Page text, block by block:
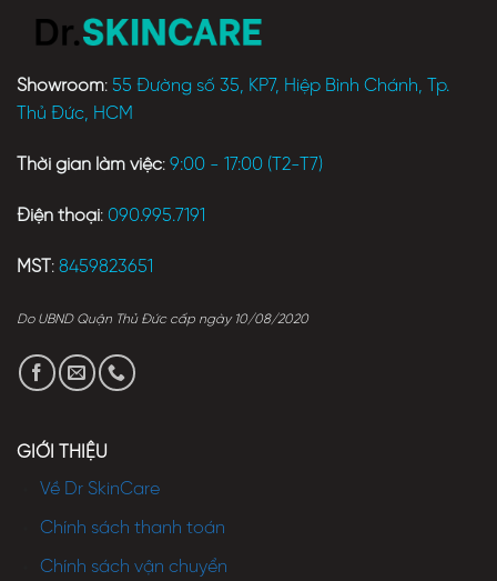
Showroom: 55 Đường số 35, KP7, Hiệp Bình Chánh, Tp.
Thủ Đức, HCM
Thời gian làm việc: 9:00 - 17:00 (T2-T7)
Điện thoại: 090.995.7191
MST : 8459823651
Do UBND Quận Thủ Đức cấp ngày 10/08/2020
GIỚI THIỆU
Về Dr SkinCare
Chính sách thanh toán
Chính sách vận chuyển